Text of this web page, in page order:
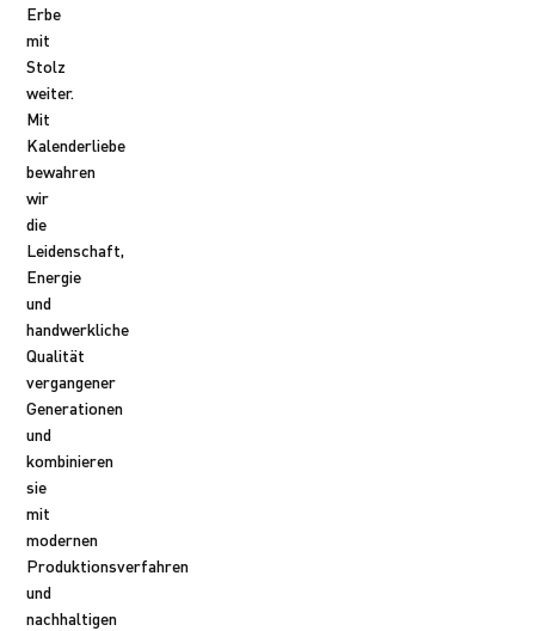
Erbe
mit
Stolz
weiter.
Mit
Kalenderliebe
bewahren
wir
die
Leidenschaft,
Energie
und
handwerkliche
Qualität
vergangener
Generationen
und
kombinieren
sie
mit
modernen
Produktionsverfahren
und
nachhaltigen